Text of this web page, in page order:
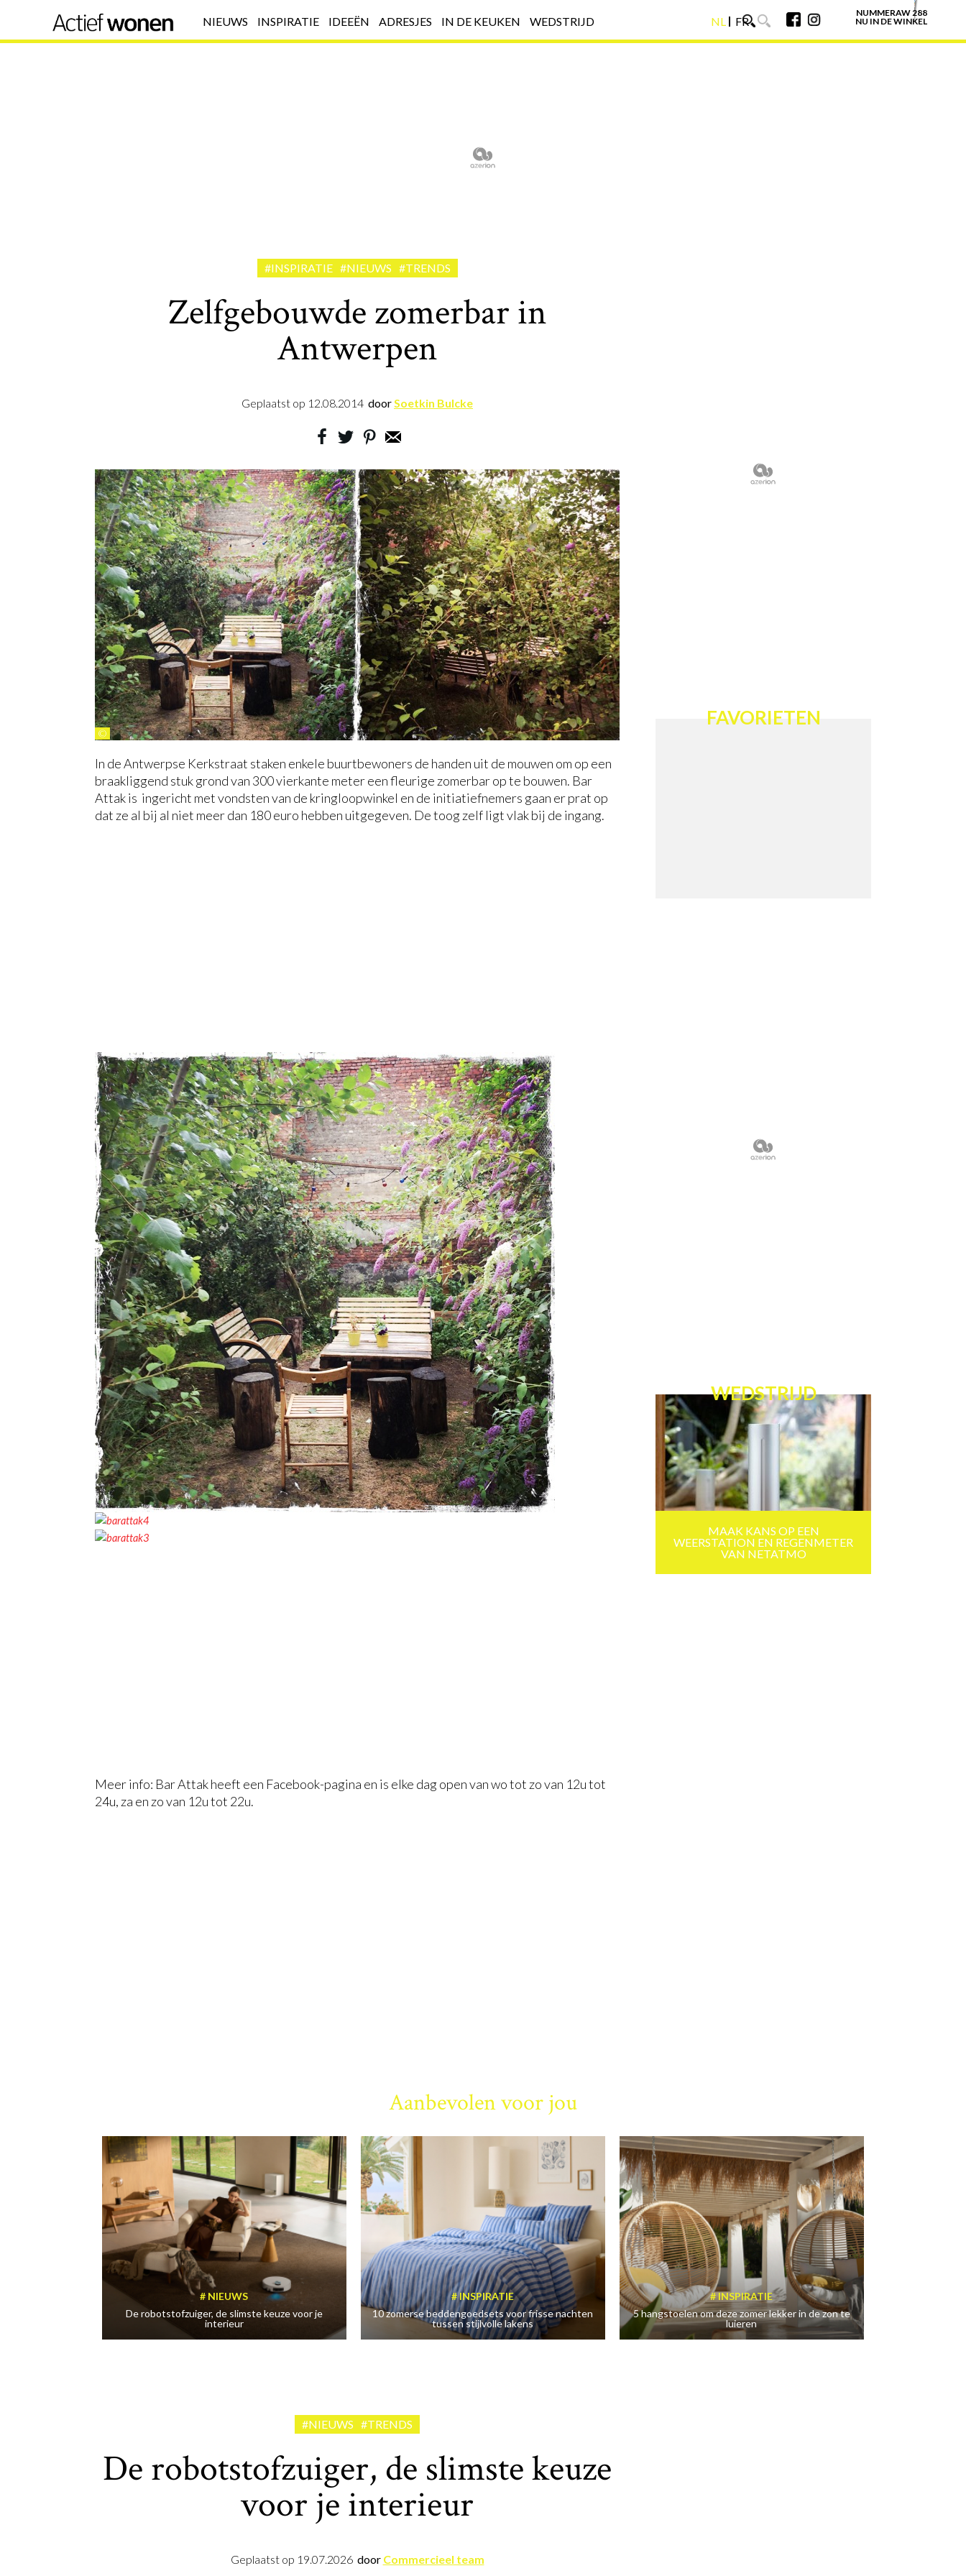
NIEUWS INSPIRATIE IDEEËN ADRESJES IN DE KEUKEN WEDSTRIJD
NL
FR
NUMMERAW 288
NU IN DE WINKEL
#INSPIRATIE #NIEUWS #TRENDS
Zelfgebouwde zomerbar in
Antwerpen
Geplaatst op 12.08.2014 doorSoetkin Bulcke
©
In de Antwerpse Kerkstraat staken enkele buurtbewoners de handen uit de mouwen om op een
braakliggend stuk grond van 300 vierkante meter een fleurige zomerbar op te bouwen. Bar
Attak is ingericht met vondsten van de kringloopwinkel en de initiatiefnemers gaan er prat op
dat ze al bij al niet meer dan 180 euro hebben uitgegeven. De toog zelf ligt vlak bij de ingang.
Meer info: Bar Attak heeft een Facebook-pagina en is elke dag open van wo tot zo van 12u tot
24u, za en zo van 12u tot 22u.
FAVORIETEN
WEDSTRIJD
MAAK KANS OP EEN
WEERSTATION EN REGENMETER
VAN NETATMO
Aanbevolen voor jou
NIEUWS
De robotstofzuiger, de slimste keuze voor je
interieur
INSPIRATIE
10 zomerse beddengoedsets voor frisse nachten
tussen stijlvolle lakens
INSPIRATIE
5 hangstoelen om deze zomer lekker in de zon te
luieren
#NIEUWS #TRENDS
De robotstofzuiger, de slimste keuze
voor je interieur
Geplaatst op 19.07.2026 door Commercieel team